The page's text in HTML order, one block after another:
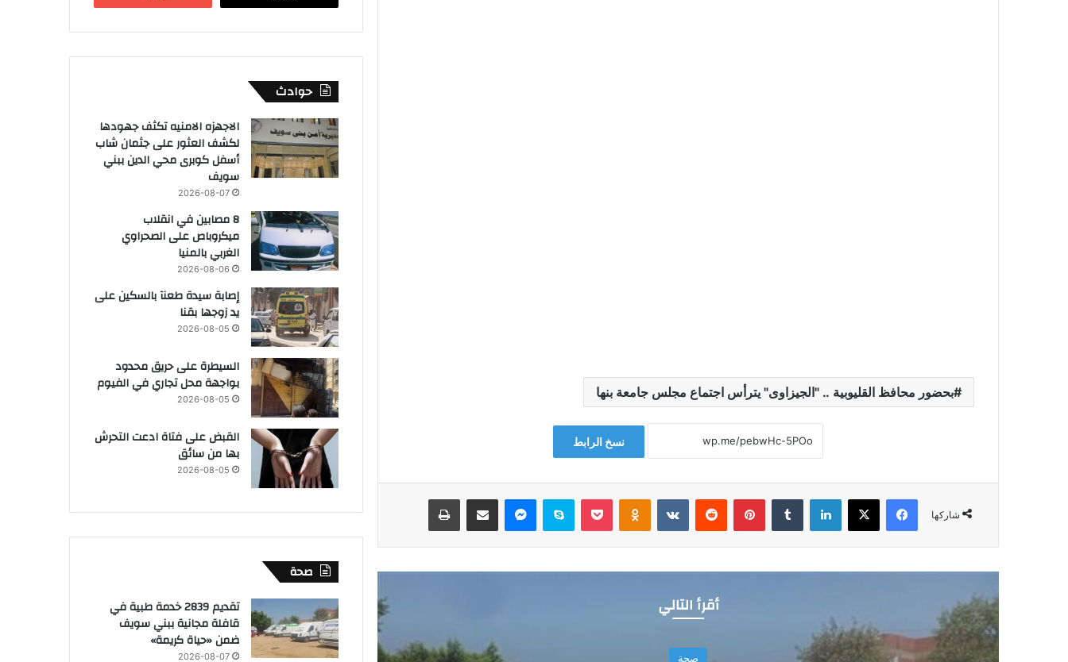
بحضور محافظ القليوبية .. "الجيزاوى" يترأس اجتماع مجلس جامعة بنها
نسخ الرابط
شاركها
فيسبوك لينكدإن بينتيريست سكايب
أقرأ التالي
صحة
حوادث
الاجهزه الامنيه تكثف جهودها
لكشف العثور على جثمان شاب
أسفل كوبرى محي الدين ببني
سويف
2026-08-07
8 مصابين في انقلاب
ميكروباص على الصحراوي
الغربي بالمنيا
2026-08-06
إصابة سيدة طعنآ بالسكين على
يد زوجها بقنا
2026-08-05
السيطرة على حريق محدود
بواجهة محل تجاري في الفيوم
2026-08-05
القبض على فتاة ادعت التحرش
بها من سائق
2026-08-05
صحة
تقديم 2839 خدمة طبية في
قافلة مجانية ببني سويف
ضمن «حياة كريمة»
2026-08-07